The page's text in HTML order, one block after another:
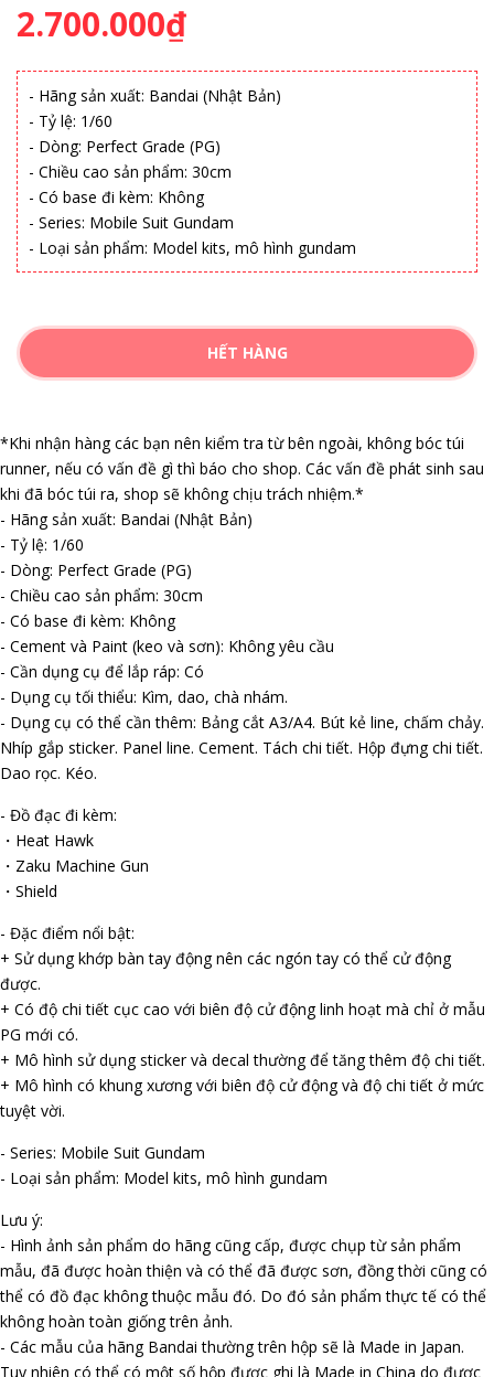
2.700.000₫
- Hãng sản xuất: Bandai (Nhật Bản)
- Tỷ lệ: 1/60
- Dòng: Perfect Grade (PG)
- Chiều cao sản phẩm: 30cm
- Có base đi kèm: Không
- Series: Mobile Suit Gundam
- Loại sản phẩm: Model kits, mô hình gundam
HẾT HÀNG
*Khi nhận hàng các bạn nên kiểm tra từ bên ngoài, không bóc túi
runner, nếu có vấn đề gì thì báo cho shop. Các vấn đề phát sinh sau
khi đã bóc túi ra, shop sẽ không chịu trách nhiệm.*
- Hãng sản xuất: Bandai (Nhật Bản)
- Tỷ lệ: 1/60
- Dòng: Perfect Grade (PG)
- Chiều cao sản phẩm: 30cm
- Có base đi kèm: Không
- Cement và Paint (keo và sơn): Không yêu cầu
- Cần dụng cụ để lắp ráp: Có
- Dụng cụ tối thiểu: Kìm, dao, chà nhám.
- Dụng cụ có thể cần thêm: Bảng cắt A3/A4. Bút kẻ line, chấm chảy.
Nhíp gắp sticker. Panel line. Cement. Tách chi tiết. Hộp đựng chi tiết.
Dao rọc. Kéo.
- Đồ đạc đi kèm:
・Heat Hawk
・Zaku Machine Gun
・Shield
- Đặc điểm nổi bật:
+ Sử dụng khớp bàn tay động nên các ngón tay có thể cử động
được.
+ Có độ chi tiết cục cao với biên độ cử động linh hoạt mà chỉ ở mẫu
PG mới có.
+ Mô hình sử dụng sticker và decal thường để tăng thêm độ chi tiết.
+ Mô hình có khung xương với biên độ cử động và độ chi tiết ở mức
tuyệt vời.
- Series: Mobile Suit Gundam
- Loại sản phẩm: Model kits, mô hình gundam
Lưu ý:
- Hình ảnh sản phẩm do hãng cũng cấp, được chụp từ sản phẩm
mẫu, đã được hoàn thiện và có thể đã được sơn, đồng thời cũng có
thể có đồ đạc không thuộc mẫu đó. Do đó sản phẩm thực tế có thể
không hoàn toàn giống trên ảnh.
- Các mẫu của hãng Bandai thường trên hộp sẽ là Made in Japan.
Tuy nhiên có thể có một số hộp được ghi là Made in China do được